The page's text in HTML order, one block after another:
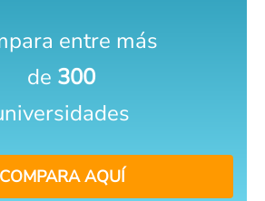
entre más
de 300
COMPARA AQUÍ